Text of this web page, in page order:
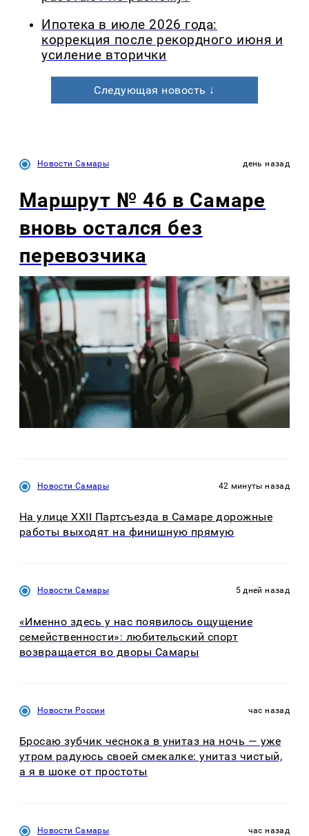
Ипотека в июле 2026 года:
коррекция после рекордного июня и
усиление вторички
Следующая новость ↓
Новости Самары день назад
Маршрут № 46 в Самаре
вновь остался без
перевозчика
Новости Самары 42 минуты назад
На улице XXII Партсъезда в Самаре дорожные
работы выходят на финишную прямую
Новости Самары 5 дней назад
«Именно здесь у нас появилось ощущение
семейственности»: любительский спорт
возвращается во дворы Самары
Новости России час назад
Бросаю зубчик чеснока в унитаз на ночь — уже
утром радуюсь своей смекалке: унитаз чистый,
а я в шоке от простоты
Новости Самары час назад